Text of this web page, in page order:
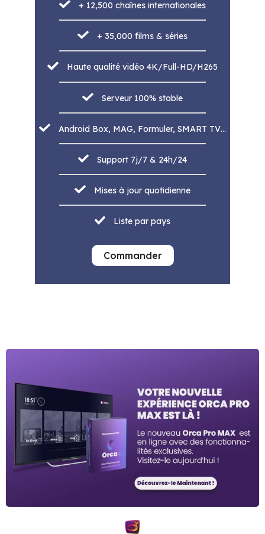
+ 12,500 chaînes internationales
+ 35,000 films & séries
Haute qualité vidéo 4K/Full-HD/H265
Serveur 100% stable
Android Box, MAG, Formuler, SMART TV…
Support 7j/7 & 24h/24
Mises à jour quotidienne
Liste par pays
Commander